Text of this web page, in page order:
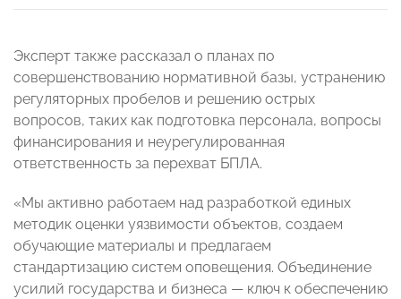
Эксперт также рассказал о планах по
совершенствованию нормативной базы, устранению
регуляторных пробелов и решению острых
вопросов, таких как подготовка персонала, вопросы
финансирования и неурегулированная
ответственность за перехват БПЛА.
«Мы активно работаем над разработкой единых
методик оценки уязвимости объектов, создаем
обучающие материалы и предлагаем
стандартизацию систем оповещения. Объединение
усилий государства и бизнеса — ключ к обеспечению